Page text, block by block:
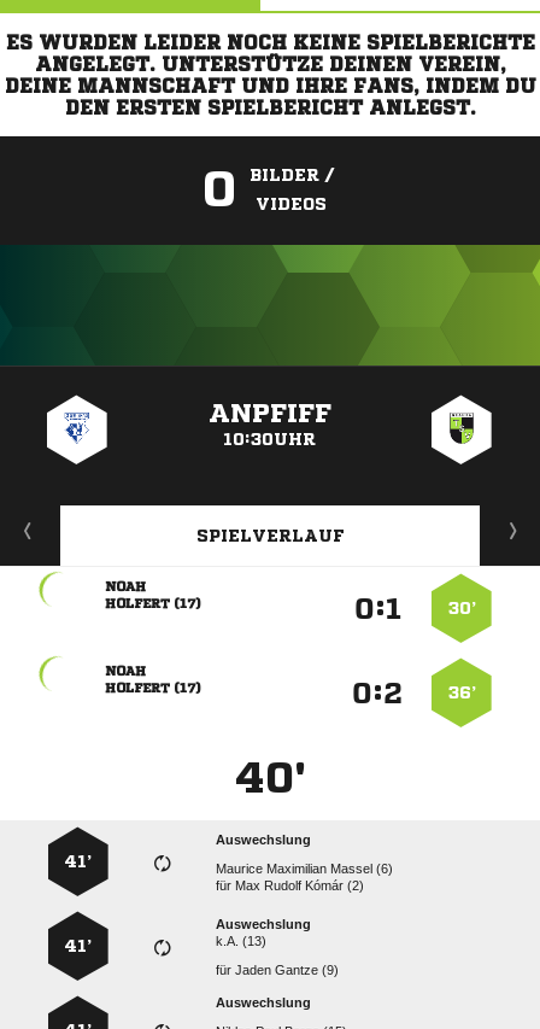
ES WURDEN LEIDER NOCH KEINE SPIELBERICHTE
ANGELEGT. UNTERSTÜTZE DEINEN VEREIN,
DEINE MANNSCHAFT UND IHRE FANS, INDEM DU
DEN ERSTEN SPIELBERICHT ANLEGST.
0
BILDER /
VIDEOS
ANPFIFF
10:30UHR
SPIELVERLAUF
30’
:

 
36’
:

 
40'
Auswechslung
   
für    
41’
Auswechslung
k.A. (13)
für  
41’
Auswechslung